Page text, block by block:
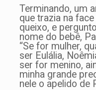
Terminando, um
que trazia na
queixo, e
nome do bebê,
“Se for mulher,
ser Eulália,
ser for menino,
minha grande
nele o apelido de